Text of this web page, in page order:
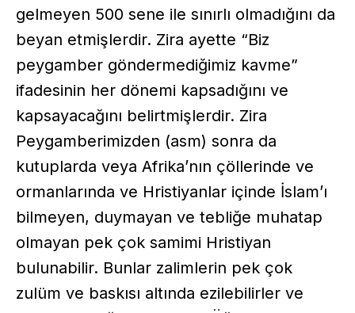
gelmeyen 500 sene ile sınırlı olmadığını da
beyan etmişlerdir. Zira ayette “Biz
peygamber göndermediğimiz kavme”
ifadesinin her dönemi kapsadığını ve
kapsayacağını belirtmişlerdir. Zira
Peygamberimizden (asm) sonra da
kutuplarda veya Afrika’nın çöllerinde ve
ormanlarında ve Hristiyanlar içinde İslam’ı
bilmeyen, duymayan ve tebliğe muhatap
olmayan pek çok samimi Hristiyan
bulunabilir. Bunlar zalimlerin pek çok
zulüm ve baskısı altında ezilebilirler ve